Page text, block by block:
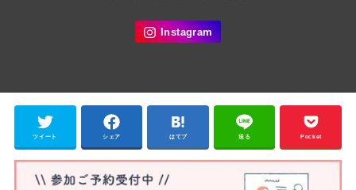
ツイート シェア はてブ 送る Pocket